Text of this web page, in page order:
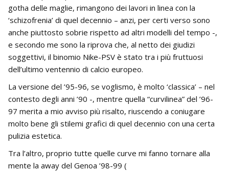
gotha delle maglie, rimangono dei lavori in linea con la
‘schizofrenia’ di quel decennio – anzi, per certi verso sono
anche piuttosto sobrie rispetto ad altri modelli del tempo -,
e secondo me sono la riprova che, al netto dei giudizi
soggettivi, il binomio Nike-PSV è stato tra i più fruttuosi
dell’ultimo ventennio di calcio europeo.
La versione del ’95-96, se voglismo, è molto ‘classica’ – nel
contesto degli anni ’90 -, mentre quella “curvilinea” del ’96-
97 merita a mio avviso più risalto, riuscendo a coniugare
molto bene gli stilemi grafici di quel decennio con una certa
pulizia estetica.
Tra l’altro, proprio tutte quelle curve mi fanno tornare alla
mente la away del Genoa ’98-99 (